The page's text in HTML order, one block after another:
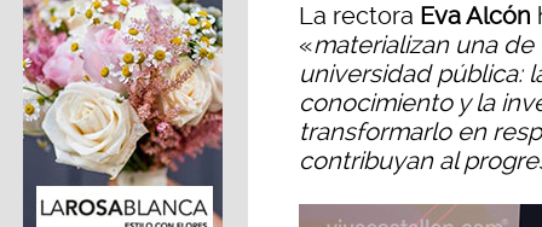
La rectora Eva Alcón
«materializan una
universidad pública:
conocimiento y la
transformarlo en
contribuyan al